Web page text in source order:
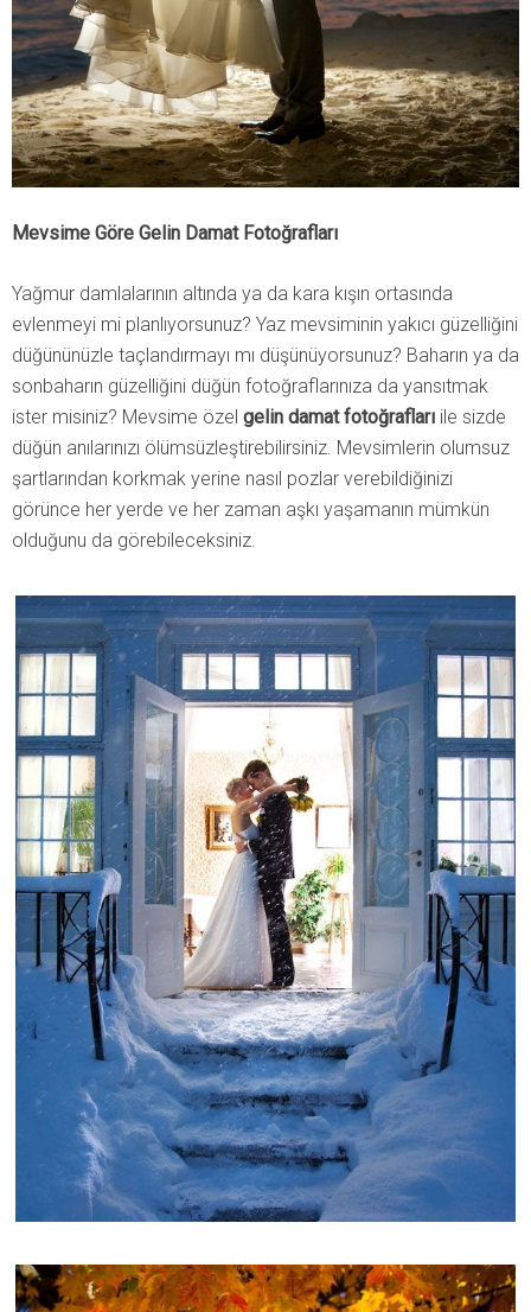
Mevsime Göre Gelin Damat Fotoğrafları
Yağmur damlalarının altında ya da kara kışın ortasında
evlenmeyi mi planlıyorsunuz? Yaz mevsiminin yakıcı güzelliğini
düğününüzle taçlandırmayı mı düşünüyorsunuz? Baharın ya da
sonbaharın güzelliğini düğün fotoğraflarınıza da yansıtmak
ister misiniz? Mevsime özel gelin damat fotoğrafları ile sizde
düğün anılarınızı ölümsüzleştirebilirsiniz. Mevsimlerin olumsuz
şartlarından korkmak yerine nasıl pozlar verebildiğinizi
görünce her yerde ve her zaman aşkı yaşamanın mümkün
olduğunu da görebileceksiniz.